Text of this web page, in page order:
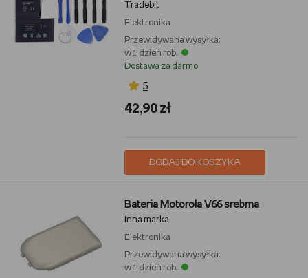
Tradebit
Elektronika
Przewidywana wysyłka:
w 1 dzień rob.
Dostawa za darmo
5
42,90 zł
DODAJ DO KOSZYKA
Bateria Motorola V66 srebrna
Inna marka
Elektronika
Przewidywana wysyłka:
w 1 dzień rob.